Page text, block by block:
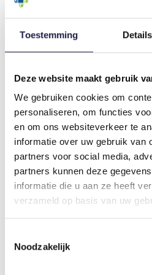
Toestemming Details
Deze website maakt gebruik
We gebruiken cookies om
personaliseren, om functies
en om ons websiteverkeer te
informatie over uw gebruik van
partners voor social media,
partners kunnen deze
informatie die u aan ze heeft
verzameld op basis van uw
Noodzakelijk
Vectra Felis bestaat uit
katten van 0,6 kg tot 10 kg.
bedoeld voor kittens die
of jonger zijn dan 7 weken.
toe te dienen op de huid
applicator. Lees voor
VECTRA FELIS KAT
Vectra Felis voor katten is
dienen met de pipet die
verpakking. Inde bijsluiter
ontvangt, staat een
goed voordat u het middel
HOE VAAK MAG U
GEBRUIKEN?